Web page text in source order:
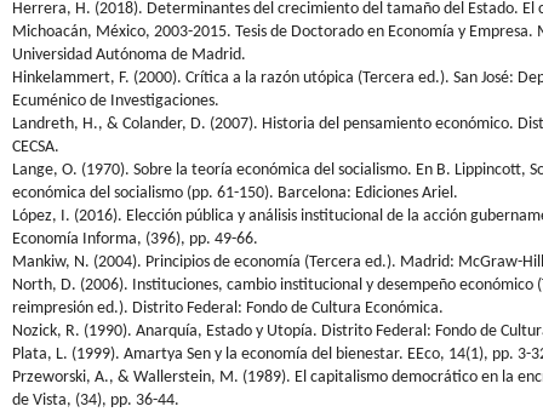
Herrera, H. (2018). Determinantes del crecimiento del tamaño del Estado. El
Michoacán, México, 2003-2015. Tesis de Doctorado en Economía y Empresa.
Universidad Autónoma de Madrid.
Hinkelammert, F. (2000). Crítica a la razón utópica (Tercera ed.). San José:
Ecuménico de Investigaciones.
Landreth, H., & Colander, D. (2007). Historia del pensamiento económico.
CECSA.
Lange, O. (1970). Sobre la teoría económica del socialismo. En B. Lippincott,
económica del socialismo (pp. 61-150). Barcelona: Ediciones Ariel.
López, I. (2016). Elección pública y análisis institucional de la acción
Economía Informa, (396), pp. 49-66.
Mankiw, N. (2004). Principios de economía (Tercera ed.). Madrid: McGraw-
North, D. (2006). Instituciones, cambio institucional y desempeño económico
reimpresión ed.). Distrito Federal: Fondo de Cultura Económica.
Nozick, R. (1990). Anarquía, Estado y Utopía. Distrito Federal: Fondo de
Plata, L. (1999). Amartya Sen y la economía del bienestar. EEco, 14(1), pp. 3-
Przeworski, A., & Wallerstein, M. (1989). El capitalismo democrático en la
de Vista, (34), pp. 36-44.